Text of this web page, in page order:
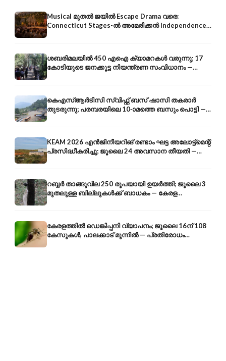
Musical മുതൽ ജയിൽ Escape Drama വരെ:
Connecticut Stages-ൽ അമേരിക്കൻ Independence-
ന്റെ 250-ആം വാർഷികം
ശബരിമലയിൽ 450 എഐ ക്യാമറകൾ വരുന്നു; 17
കോടിയുടെ ജനക്കൂട്ട നിയന്ത്രണ സംവിധാനം —
എരുമേലി മുതൽ പമ്പ വരെ
കെഎസ്ആർടിസി സ്വിഫ്റ്റ് ബസ് ഷാസി തകരാർ
തുടരുന്നു; പരമ്പരയിലെ 10-ാമത്തെ ബസും പൊട്ടി —
സുരക്ഷാ ആശങ്ക
KEAM 2026 എൻജിനീയറിങ് രണ്ടാം ഘട്ട അലോട്ട്മെന്റ്
പ്രസിദ്ധീകരിച്ചു; ജൂലൈ 24 അവസാന തീയതി —
അറിയേണ്ടതെല്ലാം
റബ്ബർ താങ്ങുവില 250 രൂപയായി ഉയർത്തി; ജൂലൈ 3
മുതലുള്ള ബില്ലുകൾക്ക് ബാധകം — കേരള
കർഷകർക്ക് ആശ്വാസം
കേരളത്തിൽ ഡെങ്കിപ്പനി വ്യാപനം; ജൂലൈ 16ന് 108
കേസുകൾ, പാലക്കാട് മുന്നിൽ — പ്രതിരോധം
എങ്ങനെ?